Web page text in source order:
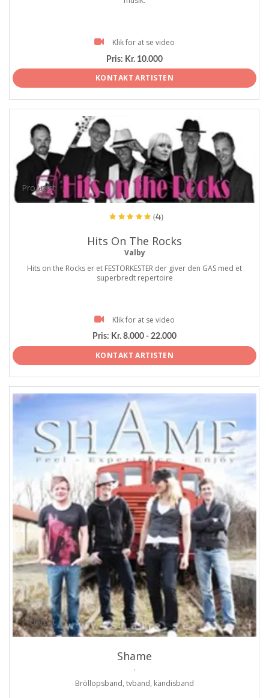
Klik for at se video
Pris: Kr. 10.000
KONTAKT ARTISTEN
ProArtist
(4)
Hits On The Rocks
Valby
Hits on the Rocks er et FESTORKESTER der giver den GAS med et
superbredt repertoire
Klik for at se video
Pris: Kr. 8.000 - 22.000
KONTAKT ARTISTEN
ProArtist
Shame
.
Bröllopsband, tvband, kändisband